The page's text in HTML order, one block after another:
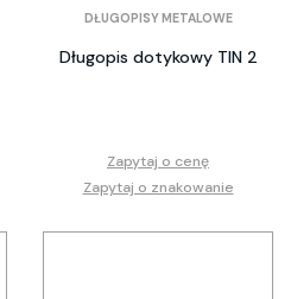
DŁUGOPISY METALOWE
Długopis dotykowy TIN 2
Zapytaj o cenę
Zapytaj o znakowanie